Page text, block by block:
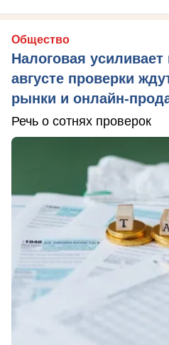
Общество
Налоговая
августе проверки
рынки и онлайн-
Речь о сотнях проверок